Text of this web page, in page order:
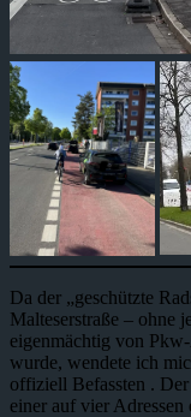
Da der „geschützte
Malteserstraße – ohne
eigenmächtig von
wurde, wendete ich
offiziell Befassten .
einer auf vier